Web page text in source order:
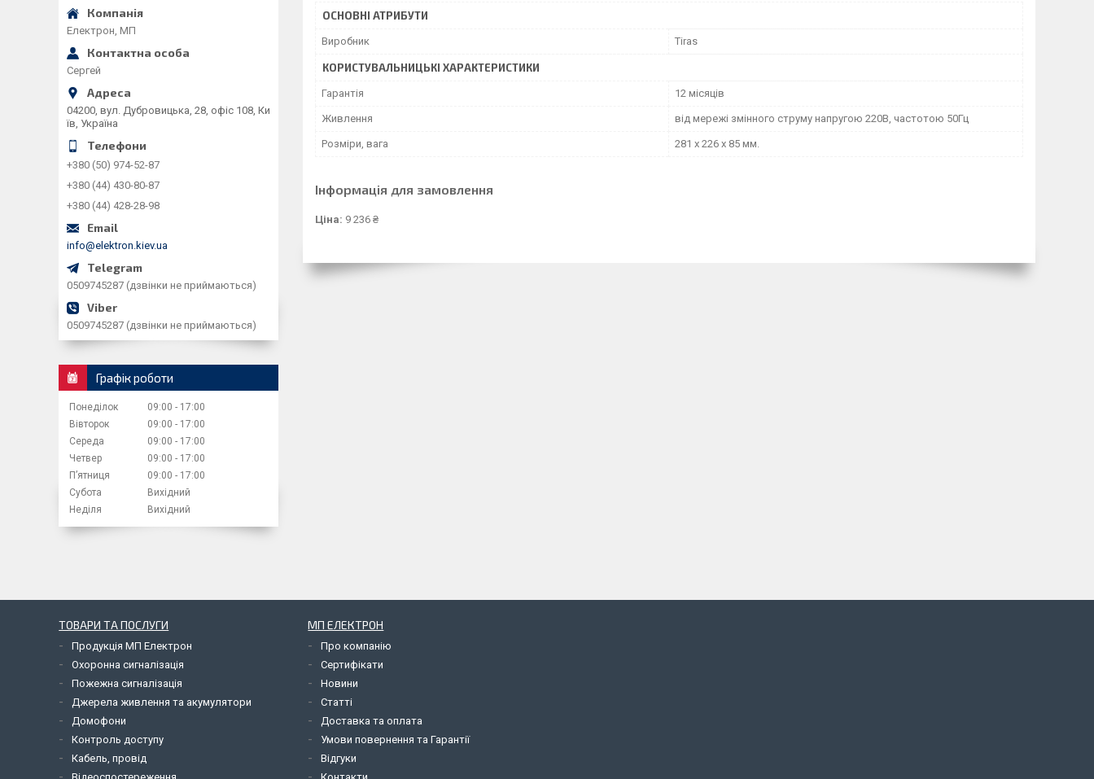
ОСНОВНІ АТРИБУТИ
Виробник Tiras
КОРИСТУВАЛЬНИЦЬКІ ХАРАКТЕРИСТИКИ
Гарантія 12 місяців
Живлення від мережі змінного струму напругою 220В, частотою 50Гц
Розміри, вага 281 х 226 х 85 мм.
Інформація для замовлення
Ціна: 9 236 ₴
Електрон, МП
Сергей
04200, вул. Дубровицька, 28, офіс 108, Ки
їв, Україна
+380 (50) 974-52-87
+380 (44) 430-80-87
+380 (44) 428-28-98
info@elektron.kiev.ua
0509745287 (дзвінки не приймаються)
0509745287 (дзвінки не приймаються)
Графік роботи
Понеділок 09:00
17:00
Вівторок
09:00
17:00
Середа
09:00
17:00
Четвер
09:00
17:00
Пʼятниця
09:00
17:00
Субота
Вихідний
Неділя
Вихідний
ТОВАРИ ТА ПОСЛУГИ
Продукція МП Електрон
Охоронна сигналізація
Пожежна сигналізація
Джерела живлення та акумулятори
Домофони
Контроль доступу
Кабель, провід
МП ЕЛЕКТРОН
Про компанію
Сертифікати
Новини
Статті
Доставка та оплата
Умови повернення та Гарантії
Відгуки